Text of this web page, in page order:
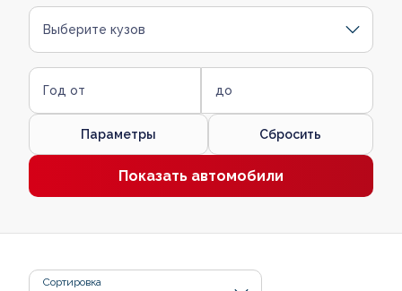
Выберите кузов
Год от до
Параметры Сбросить
Показать автомобили
Сортировка